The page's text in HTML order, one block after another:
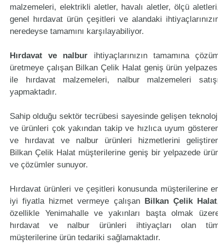
malzemeleri, elektrikli aletler, havalı aletler, ölçü
genel hırdavat ürün çeşitleri ve alandaki
neredeyse tamamını karşılayabiliyor.
Hırdavat ve nalbur ihtiyaçlarınızın tamamına
üretmeye çalışan Bilkan Çelik Halat geniş ürün
ile hırdavat malzemeleri, nalbur malzemeleri
yapmaktadır.
Sahip olduğu sektör tecrübesi sayesinde gelişen
ve ürünleri çok yakından takip ve hızlıca uyum
ve hırdavat ve nalbur ürünleri hizmetlerini
Bilkan Çelik Halat müşterilerine geniş bir yelpazede
ve çözümler sunuyor.
Hırdavat ürünleri ve çeşitleri konusunda müşterilerine
iyi fiyatla hizmet vermeye çalışan Bilkan Çelik Halat
özellikle Yenimahalle ve yakınları başta olmak
hırdavat ve nalbur ürünleri ihtiyaçları olan
müşterilerine ürün tedariki sağlamaktadır.